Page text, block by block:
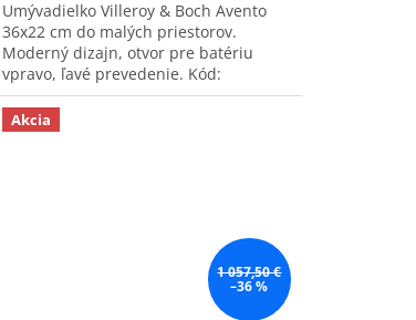
Umývadielko Villeroy & Boch Avento
36x22 cm do malých priestorov.
Moderný dizajn, otvor pre batériu
vpravo, ľavé prevedenie. Kód:
43003L01.
Akcia
1 057,50 €
–36 %